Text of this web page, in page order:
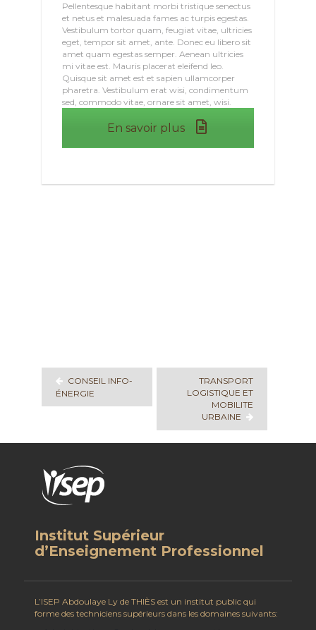
Pellentesque habitant morbi tristique senectus
et netus et malesuada fames ac turpis egestas.
Vestibulum tortor quam, feugiat vitae, ultricies
eget, tempor sit amet, ante. Donec eu libero sit
amet quam egestas semper. Aenean ultricies
mi vitae est. Mauris placerat eleifend leo.
Quisque sit amet est et sapien ullamcorper
pharetra. Vestibulum erat wisi, condimentum
sed, commodo vitae, ornare sit amet, wisi.
En savoir plus
CONSEIL INFO-
ÉNERGIE
TRANSPORT
LOGISTIQUE ET
MOBILITE
URBAINE
Institut Supérieur
d’Enseignement Professionnel
L’ISEP Abdoulaye Ly de THIÈS est un institut public qui
forme des techniciens supérieurs dans les domaines suivants: